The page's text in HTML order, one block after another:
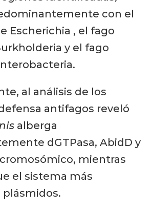
con el
Escherichia , el fago
y el fago
al análisis de los
antifagos reveló
alberga
dGTPasa, AbidD y
cromosómico, mientras
el sistema más